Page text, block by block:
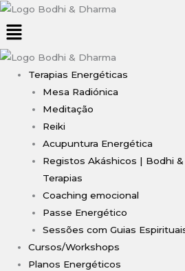
Terapias Energéticas
Mesa Radiónica
Meditação
Reiki
Acupuntura Energética
Registos Akáshicos | Bodhi
Terapias
Coaching emocional
Passe Energético
Sessões com Guias
Cursos/Workshops
Planos Energéticos